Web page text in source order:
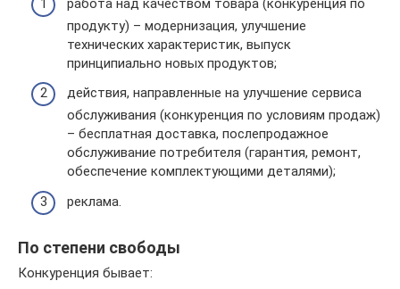
работа над качеством товара (конкуренция по
продукту) – модернизация, улучшение
технических характеристик, выпуск
принципиально новых продуктов;
действия, направленные на улучшение сервиса
обслуживания (конкуренция по условиям продаж)
– бесплатная доставка, послепродажное
обслуживание потребителя (гарантия, ремонт,
обеспечение комплектующими деталями);
реклама.
По степени свободы
Конкуренция бывает: